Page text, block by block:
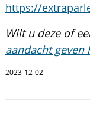
https://
Wilt u deze of
aandacht geven
2023-12-02